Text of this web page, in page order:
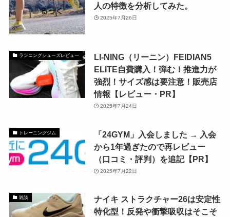
人の特徴を分析してみた。
2025年7月26日
ランニングシューズレビュー
LI-NING（リーニン）FEIDIAN5
ELITE自費購入！弾む！推進力が
強烈！サイズ感は要注意！販売店
情報【レビュー・PR】
2025年7月24日
トレーニングジム
「24GYM」入会しました → 入会
から1年過ぎたので再レビュー
（口コミ・評判）を追記【PR】
2025年7月22日
雑談
ナイキ ストラクチャー26は安定性
特化型！反発や衝撃吸収はそこそ